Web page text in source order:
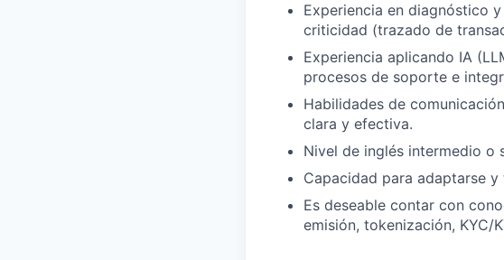
Experiencia en diagnóstico
criticidad (trazado de
Experiencia aplicando IA
procesos de soporte e
Habilidades de
clara y efectiva.
Nivel de inglés intermedio o
Capacidad para adaptarse
Es deseable contar con
emisión, tokenización, KYC/